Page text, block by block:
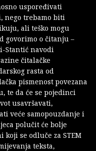
uspoređivati
nego trebamo biti
ali teško mogu
govorimo o čitanju –
Stantić navodi
čitalačke
rasta od
pismenost povezana
te da će se pojedinci
usavršavati,
veće samopouzdanje i
polučit će bolje
se odluče za STEM
teksta,